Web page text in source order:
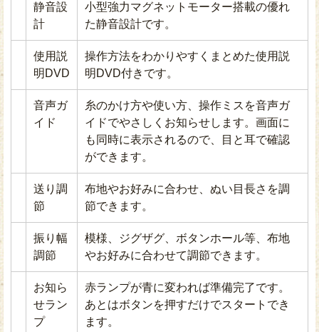
静音設
計
小型強力マグネットモーター搭載の優れ
た静音設計です。
使用説
明DVD
操作方法をわかりやすくまとめた使用説
明DVD付きです。
音声ガ
イド
糸のかけ方や使い方、操作ミスを音声ガ
イドでやさしくお知らせします。画面に
も同時に表示されるので、目と耳で確認
ができます。
送り調
節
布地やお好みに合わせ、ぬい目長さを調
節できます。
振り幅
調節
模様、ジグザグ、ボタンホール等、布地
やお好みに合わせて調節できます。
お知ら
せラン
プ
赤ランプが青に変われば準備完了です。
あとはボタンを押すだけでスタートでき
ます。